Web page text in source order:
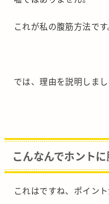
これが私の腹筋方法です
では、理由を説明しまし
こんなんでホント
これはですね、ポイン